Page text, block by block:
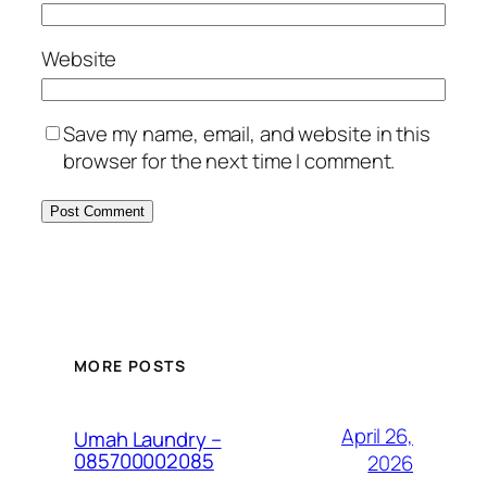
Website
Save my name, email, and website in this
browser for the next time I comment.
MORE POSTS
Umah Laundry –
085700002085
April 26,
2026